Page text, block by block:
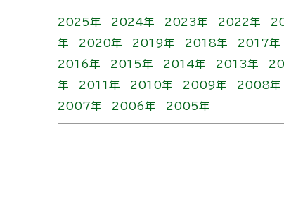
2025年 2024年 2023年 2022年
年
2020年 2019年 2018年
2017年
2016年
2015年 2014年 2013年
年
2011年 2010年 2009年
2008年
2007年
2006年 2005年